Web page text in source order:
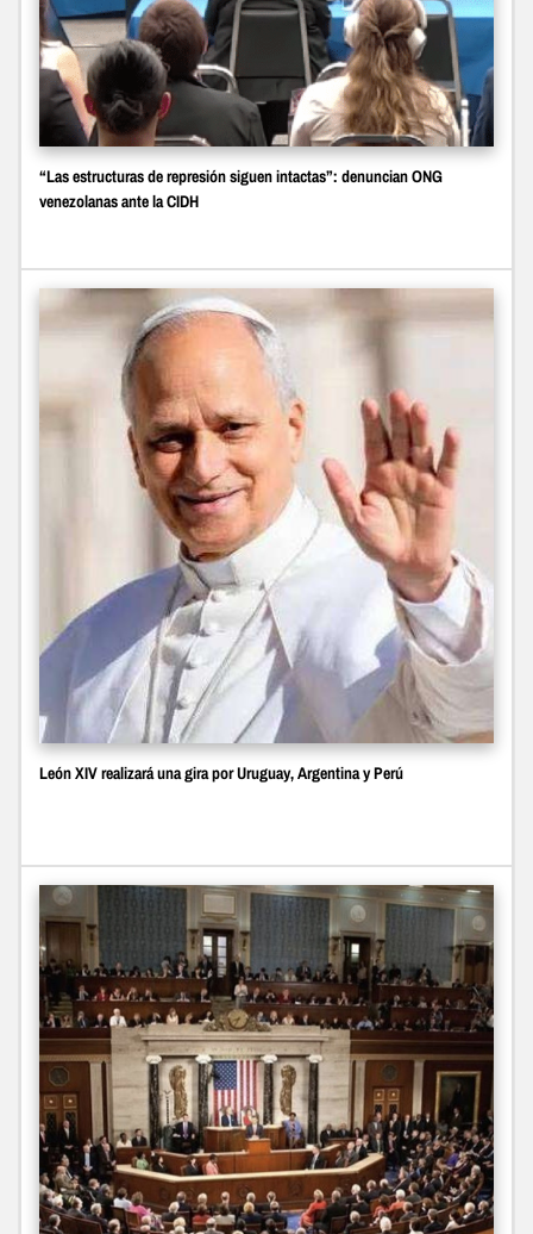
“Las estructuras de represión siguen intactas”: denuncian ONG
venezolanas ante la CIDH
León XIV realizará una gira por Uruguay, Argentina y Perú